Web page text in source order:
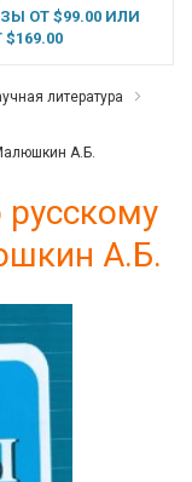
ОТ $99.00 ИЛИ
литература
А.Б.
А.Б.